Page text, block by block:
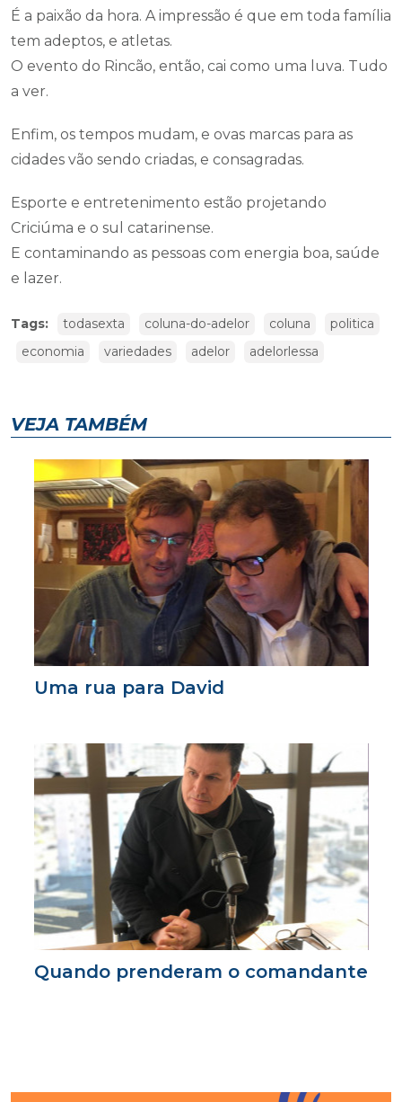
É a paixão da hora. A impressão é que em toda família
tem adeptos, e atletas.
O evento do Rincão, então, cai como uma luva. Tudo
a ver.
Enfim, os tempos mudam, e ovas marcas para as
cidades vão sendo criadas, e consagradas.
Esporte e entretenimento estão projetando
Criciúma e o sul catarinense.
E contaminando as pessoas com energia boa, saúde
e lazer.
Tags: todasexta coluna-do-adelor coluna
politica
economia
variedades adelor adelorlessa
VEJA TAMBÉM
Uma rua para David
Quando prenderam o comandante